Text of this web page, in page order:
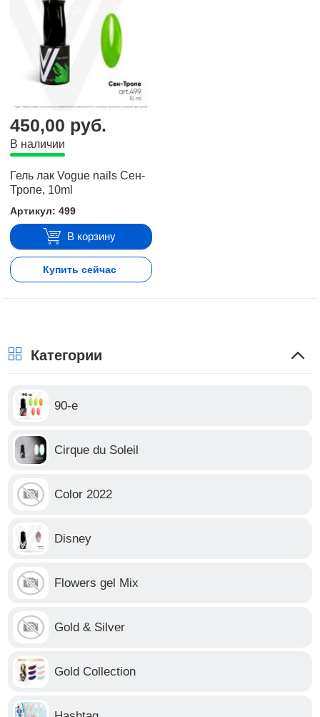
450,00 руб.
В наличии
Гель лак Vogue nails Сен-
Тропе, 10ml
Артикул: 499
В корзину
Купить сейчас
Категории
90-е
Cirque du Soleil
Color 2022
Disney
Flowers gel Mix
Gold & Silver
Gold Collection